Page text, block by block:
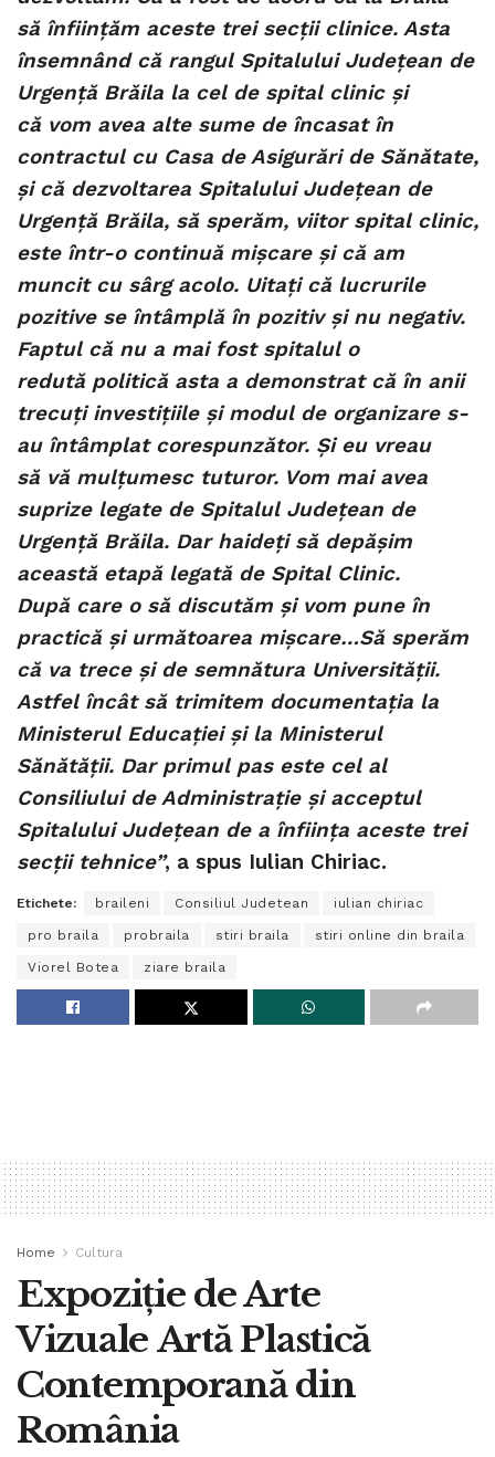
să înființăm aceste trei secții clinice. Asta
însemnând că rangul Spitalului Județean de
Urgență Brăila la cel de spital clinic și
că vom avea alte sume de încasat în
contractul cu Casa de Asigurări de Sănătate,
și că dezvoltarea Spitalului Județean de
Urgență Brăila, să sperăm, viitor spital clinic,
este într-o continuă mișcare și că am
muncit cu sârg acolo. Uitați că lucrurile
pozitive se întâmplă în pozitiv și nu negativ.
Faptul că nu a mai fost spitalul o
redută politică asta a demonstrat că în anii
trecuți investițiile și modul de organizare s-
au întâmplat corespunzător. Și eu vreau
să vă mulțumesc tuturor. Vom mai avea
suprize legate de Spitalul Județean de
Urgență Brăila. Dar haideți să depășim
această etapă legată de Spital Clinic.
După care o să discutăm și vom pune în
practică și următoarea mișcare…Să sperăm
că va trece și de semnătura Universității.
Astfel încât să trimitem documentația la
Ministerul Educației și la Ministerul
Sănătății. Dar primul pas este cel al
Consiliului de Administrație și acceptul
Spitalului Județean de a înființa aceste trei
secții tehnice”, a spus Iulian Chiriac.
Etichete: braileni Consiliul Judetean iulian chiriac
pro braila probraila stiri braila stiri online din braila
Viorel Botea ziare braila
Home Cultura
Expoziție de Arte
Vizuale Artă Plastică
Contemporană din
România